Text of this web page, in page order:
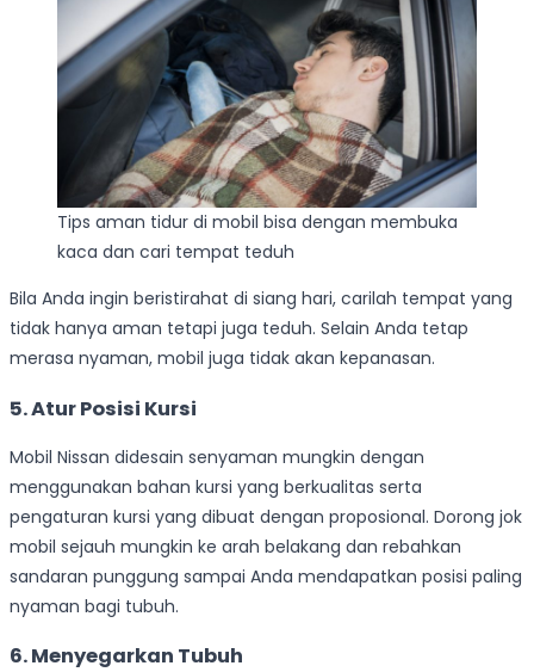
Tips aman tidur di mobil bisa dengan membuka
kaca dan cari tempat teduh
Bila Anda ingin beristirahat di siang hari, carilah tempat yang
tidak hanya aman tetapi juga teduh. Selain Anda tetap
merasa nyaman, mobil juga tidak akan kepanasan.
5. Atur Posisi Kursi
Mobil Nissan didesain senyaman mungkin dengan
menggunakan bahan kursi yang berkualitas serta
pengaturan kursi yang dibuat dengan proposional. Dorong jok
mobil sejauh mungkin ke arah belakang dan rebahkan
sandaran punggung sampai Anda mendapatkan posisi paling
nyaman bagi tubuh.
6. Menyegarkan Tubuh